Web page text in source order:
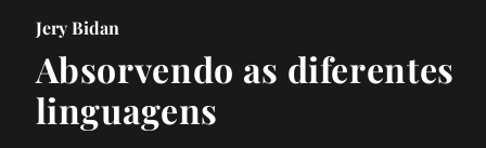
Jery Bidan
Absorvendo as diferentes
linguagens
ARTIGOS
DISCOS DA MINHA VIDA
AGENDA